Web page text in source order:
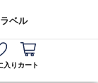
ベル
入り カート